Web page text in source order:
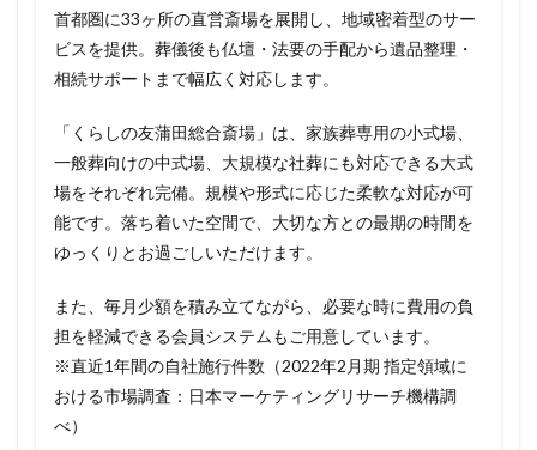
首都圏に33ヶ所の直営斎場を展開し、地域密着型のサー
ビスを提供。葬儀後も仏壇・法要の手配から遺品整理・
相続サポートまで幅広く対応します。
「くらしの友蒲田総合斎場」は、家族葬専用の小式場、
一般葬向けの中式場、大規模な社葬にも対応できる大式
場をそれぞれ完備。規模や形式に応じた柔軟な対応が可
能です。落ち着いた空間で、大切な方との最期の時間を
ゆっくりとお過ごしいただけます。
また、毎月少額を積み立てながら、必要な時に費用の負
担を軽減できる会員システムもご用意しています。
※直近1年間の自社施行件数（2022年2月期 指定領域に
おける市場調査：日本マーケティングリサーチ機構調
べ）